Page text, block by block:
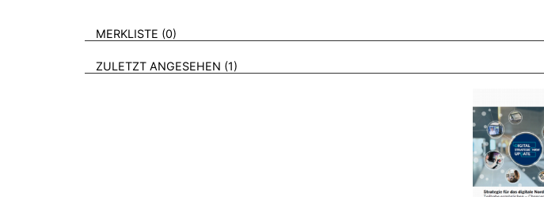
VERWEISE AUF VERMERKTE- ODER ZULETZT ANGESEHENE BROSCHÜREN
MERKLISTE 0
ZULETZT ANGESEHEN 1